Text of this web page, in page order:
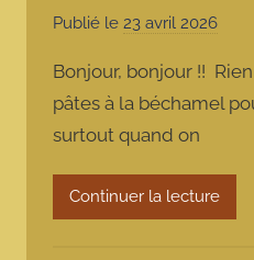
Publié le 23 avril 2026
r
m
m
o
Bonjour, bonjour !!
pâtes à la béchamel
surtout quand on
Continuer la lecture